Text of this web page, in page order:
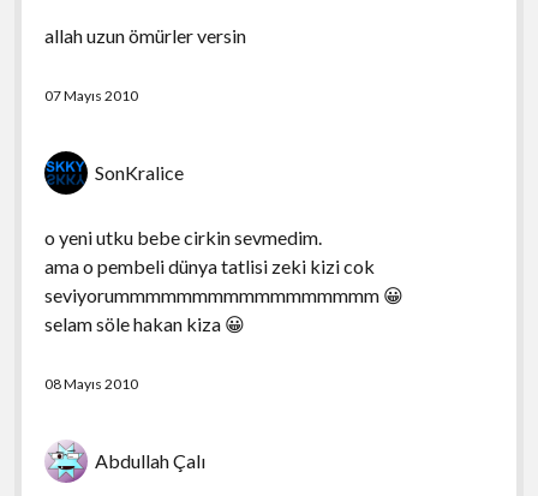
allah uzun ömürler versin
07 Mayıs 2010
SonKralice
o yeni utku bebe cirkin sevmedim.
ama o pembeli dünya tatlisi zeki kizi cok
seviyorummmmmmmmmmmmmmmmm 😀
selam söle hakan kiza 😀
08 Mayıs 2010
Abdullah Çalı